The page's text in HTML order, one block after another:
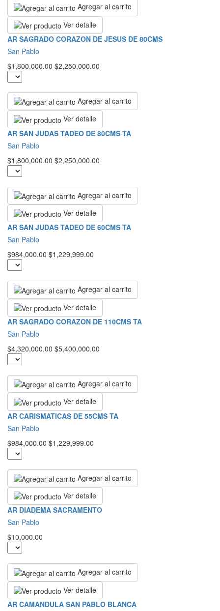
Agregar al carrito
Ver detalle
AR SAGRADO CORAZON DE JESUS DE 80CMS
San Pablo
$1,800,000.00 $2,250,000.00
Agregar al carrito
Ver detalle
AR SAN JUDAS TADEO DE 80CMS TA
San Pablo
$1,800,000.00 $2,250,000.00
Agregar al carrito
Ver detalle
AR SAN JUDAS TADEO DE 60CMS TA
San Pablo
$984,000.00 $1,229,999.00
Agregar al carrito
Ver detalle
AR SAGRADO CORAZON DE 110CMS TA
San Pablo
$4,320,000.00 $5,400,000.00
Agregar al carrito
Ver detalle
AR CARISMATICAS DE 55CMS TA
San Pablo
$984,000.00 $1,229,999.00
Agregar al carrito
Ver detalle
AR DIADEMA SACRAMENTO
San Pablo
$10,000.00
Agregar al carrito
Ver detalle
AR CAMANDULA SAN PABLO BLANCA